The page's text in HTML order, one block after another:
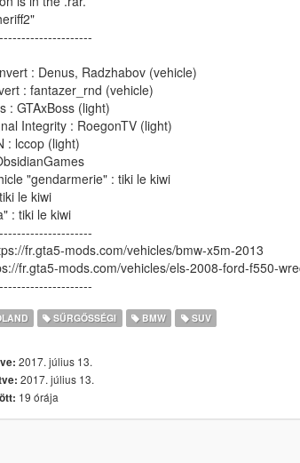
: Denus, Radzhabov (vehicle)
: fantazer_rnd (vehicle)
: GTAxBoss (light)
Integrity : RoegonTV (light)
: lccop (light)
"gendarmerie" : tiki le kiwi
le kiwi
: tiki le kiwi
fr.gta5-mods.com/vehicles/bmw-x5m-2013
fr.gta5-mods.com/vehicles/els-2008-ford-f550-
SŰRGŐSSÉGI BMW SUV
2017. július 13.
2017. július 13.
19 órája